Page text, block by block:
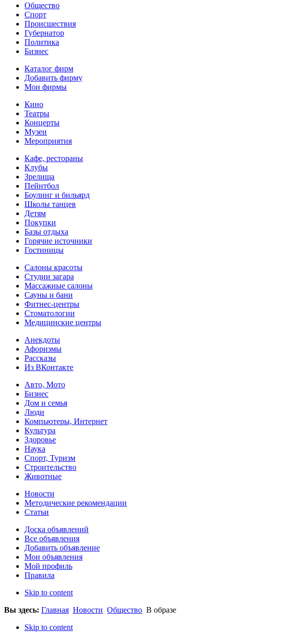
Общество
Спорт
Происшествия
Губернатор
Политика
Бизнес
Каталог фирм
Добавить фирму
Мои фирмы
Кино
Театры
Концерты
Музеи
Мероприятия
Кафе, рестораны
Клубы
Зрелища
Пейнтбол
Боулинг и бильярд
Школы танцев
Детям
Покупки
Базы отдыха
Горячие источники
Гостиницы
Салоны красоты
Студии загара
Массажные салоны
Сауны и бани
Фитнес-центры
Стоматологии
Медицинские центры
Анекдоты
Афоризмы
Рассказы
Из ВКонтакте
Авто, Мото
Бизнес
Дом и семья
Люди
Компьютеры, Интернет
Культура
Здоровье
Наука
Спорт, Туризм
Строительство
Животные
Новости
Методические рекомендации
Статьи
Доска объявлений
Все объявления
Добавить объявление
Мои объявления
Мой профиль
Правила
Skip to content
Вы здесь: Главная Новости Общество В образе
Skip to content